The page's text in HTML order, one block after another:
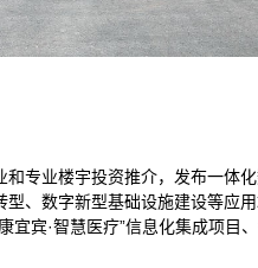
专业楼宇投资推介，发布一体
、数字新型基础设施建设等应
宜宾·智慧医疗”信息化集成项目